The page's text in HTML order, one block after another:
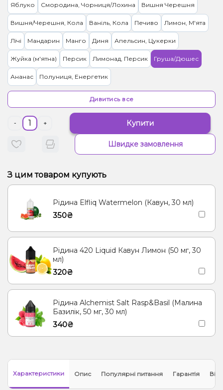
Яблуко Смородина, Чорниця/Лохина Вишня Черешня
Вишня/Черешня, Кола Ваніль, Кола Печиво Лимон, М'ята
Лічі Мандарин Манго Диня Апельсин, Цукерки
Жуйка (м'ятна) Персик Лимонад, Персик Груша/Дюшес
Ананас Полуниця, Енергетик
Абрикос Гранат Полуниця Кактус, Лайм
Кокос, Манго Морозиво, Чорниця/Лохина
Грейпфрут М'ята Ківі, Полуниця Виноград, Манго
Дивитись все
- + Купити
Швидке замовлення
З цим товаром купують
Рідина Elfliq Watermelon (Кавун, 30 мл)
350₴
Рідина 420 Liquid Кавун Лимон (50 мг, 30
мл)
320₴
Рідина Alchemist Salt Rasp&Basil (Малина
Базилік, 50 мг, 30 мл)
340₴
Характеристики Опис Популярні питання Гарантія